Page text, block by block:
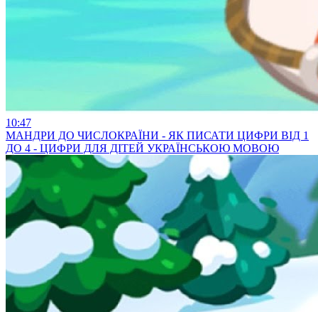
10:47
МАНДРИ ДО ЧИСЛОКРАЇНИ - ЯК ПИСАТИ ЦИФРИ ВІД 1
ДО 4 - ЦИФРИ ДЛЯ ДІТЕЙ УКРАЇНСЬКОЮ МОВОЮ